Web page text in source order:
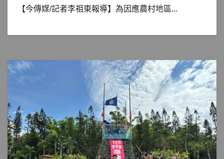
【今傳媒/記者李祖東報導】為因應農村地區...